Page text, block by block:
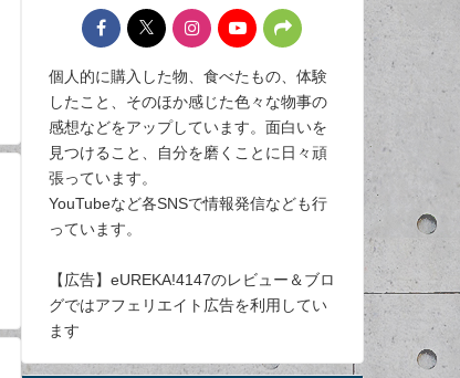
個人的に購入した物、食べたもの、体験
したこと、そのほか感じた色々な物事の
感想などをアップしています。面白いを
見つけること、自分を磨くことに日々頑
張っています。
YouTubeなど各SNSで情報発信なども行
っています。
【広告】eUREKA!4147のレビュー＆ブロ
グではアフェリエイト広告を利用してい
ます